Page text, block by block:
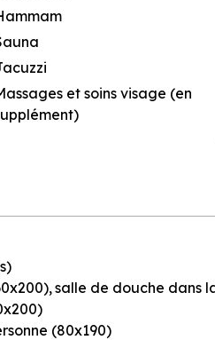
et soins visage (en
salle de douche dans
(80x190)